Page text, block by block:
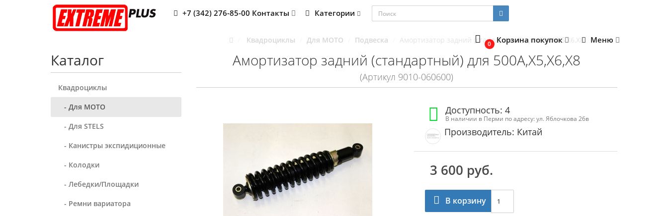
+7 (342) 276-85-00 Контакты Категории
0 Корзина покупок Меню
Каталог
Квадроциклы
- Для MOTO
- Для STELS
- Канистры экспидиционные
- Колодки
- Лебедки/Площадки
- Ремни вариатора
Квадроциклы Для MOTO Подвеска Амортизатор задний (стандартный) для 500A,X5,X6,X8
Амортизатор задний (стандартный) для 500A,X5,X6,X8
(Артикул 9010-060600)
Доступность: 4
В наличии в Перми по адресу: ул. Яблочкова 26в
Производитель: Китай
3 600 руб.
В корзину